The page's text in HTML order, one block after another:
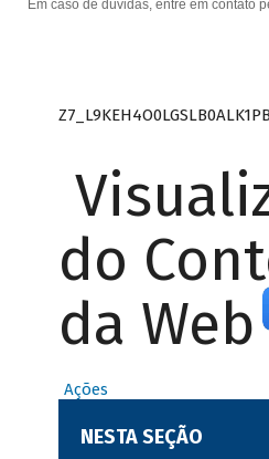
Em caso de dúvidas, entre em contato
do
da Web
Ações
NESTA SEÇÃO